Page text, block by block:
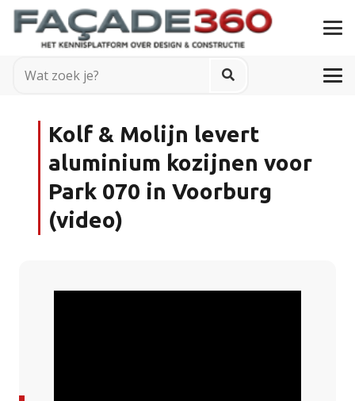
Kolf & Molijn levert
aluminium kozijnen voor
Park 070 in Voorburg
(video)